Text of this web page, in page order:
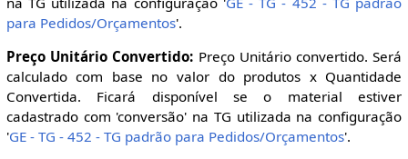
para Pedidos/Orçamentos'.
Preço Unitário Convertido: Preço Unitário convertido. Será
calculado com base no valor do produtos x Quantidade
Convertida. Ficará disponível se o material estiver
cadastrado com 'conversão' na TG utilizada na configuração
'GE - TG - 452 - TG padrão para Pedidos/Orçamentos'.